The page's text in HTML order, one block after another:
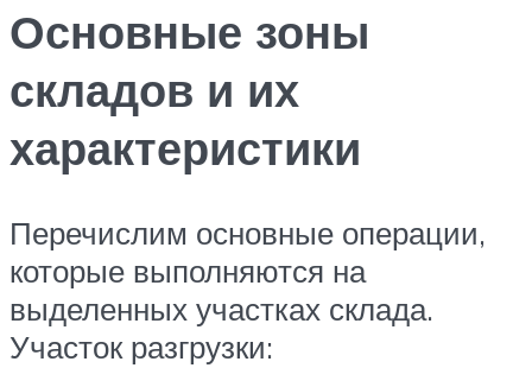
Основные зоны
складов и их
характеристики
Перечислим основные операции,
которые выполняются на
выделенных участках склада.
Участок разгрузки: